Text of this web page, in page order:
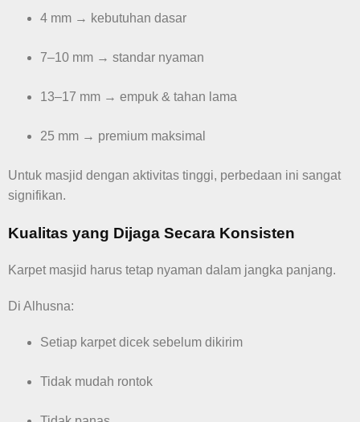
4 mm → kebutuhan dasar
7–10 mm → standar nyaman
13–17 mm → empuk & tahan lama
25 mm → premium maksimal
Untuk masjid dengan aktivitas tinggi, perbedaan ini sangat
signifikan.
Kualitas yang Dijaga Secara Konsisten
Karpet masjid harus tetap nyaman dalam jangka panjang.
Di Alhusna:
Setiap karpet dicek sebelum dikirim
Tidak mudah rontok